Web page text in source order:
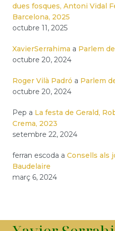
dues fosques, Antoni Vidal
Barcelona, 2025
octubre 11, 2025
XavierSerrahima a Parlem
octubre 20, 2024
Roger Vilà Padró a Parlem
octubre 20, 2024
Pep a La festa de Gerald,
Crema, 2023
setembre 22, 2024
ferran escoda a Consells als
Baudelaire
març 6, 2024